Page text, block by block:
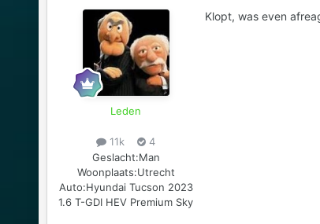
Leden
11k
4
Geslacht:Man
Woonplaats:Utrecht
Auto:Hyundai Tucson 2023
1.6 T-GDI HEV Premium Sky
Klopt, was even